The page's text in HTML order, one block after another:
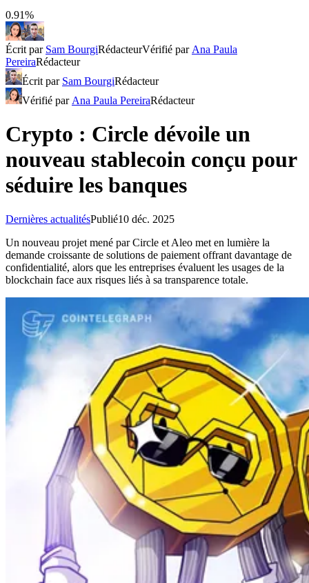
0.91%
Écrit par Sam BourgiRédacteurVérifié par Ana Paula
PereiraRédacteur
Écrit par Sam BourgiRédacteur
Vérifié par Ana Paula PereiraRédacteur
Crypto : Circle dévoile un
nouveau stablecoin conçu pour
séduire les banques
Dernières actualitésPublié10 déc. 2025
Un nouveau projet mené par Circle et Aleo met en lumière la
demande croissante de solutions de paiement offrant davantage de
confidentialité, alors que les entreprises évaluent les usages de la
blockchain face aux risques liés à sa transparence totale.